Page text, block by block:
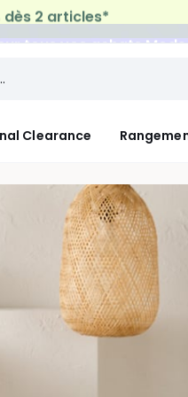
tous vos achats
Clearance